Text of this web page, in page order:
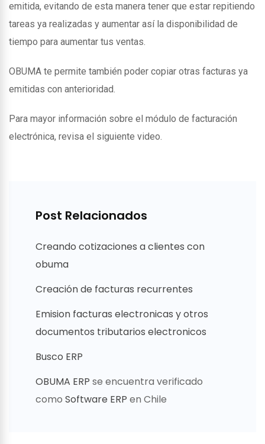
emitida, evitando de esta manera tener que estar repitiendo
tareas ya realizadas y aumentar así la disponibilidad de
tiempo para aumentar tus ventas.
OBUMA te permite también poder copiar otras facturas ya
emitidas con anterioridad.
Para mayor información sobre el módulo de facturación
electrónica, revisa el siguiente video.
Post Relacionados
Creando cotizaciones a clientes con
obuma
Creación de facturas recurrentes
Emision facturas electronicas y otros
documentos tributarios electronicos
Busco ERP
OBUMA ERP se encuentra verificado
como Software ERP en Chile